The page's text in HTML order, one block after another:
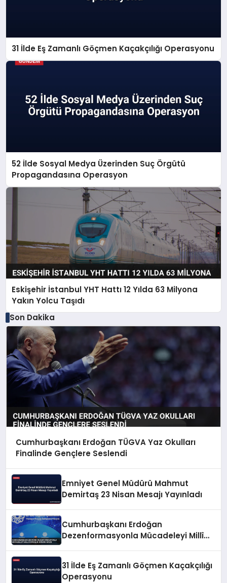
31 İlde Eş Zamanlı Göçmen Kaçakçılığı Operasyonu
52 İlde Sosyal Medya Üzerinden Suç Örgütü
Propagandasına Operasyon
Eskişehir İstanbul YHT Hattı 12 Yılda 63 Milyona
Yakın Yolcu Taşıdı
Son Dakika
Cumhurbaşkanı Erdoğan TÜGVA Yaz Okulları
Finalinde Gençlere Seslendi
Emniyet Genel Müdürü Mahmut
Demirtaş 23 Nisan Mesajı Yayınladı
Cumhurbaşkanı Erdoğan
Dezenformasyonla Mücadeleyi Millî
31 İlde Eş Zamanlı Göçmen Kaçakçılığı
Operasyonu